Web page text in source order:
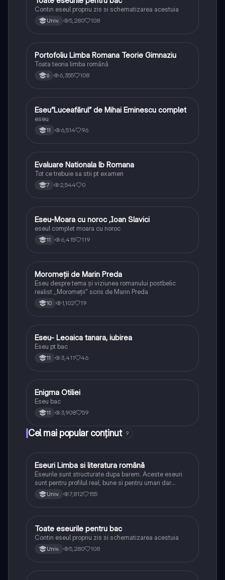
Contin eseul propriu zis si schematizarea acestuia
Univ. 5,280 108
Limba și literatura română
Portofoliu Limba Romana Teorie Gimnaziu
Toata teoria limba română
6 6,355 108
Limba și literatura română
Eseu”Luceafărul” de Mihai Eminescu complet
eseu
11 6,514 96
Limba și literatura română
Evaluare Nationala lb Romana
Tot ce trebuie sa stii pt examen
7 2,544 0
Limba și literatura română
Eseu-Moara cu noroc ,Ioan Slavici
eseul complet moara cu noroc
11 6,415 119
Limba și literatura română
Moromeții de Marin Preda
Eseu despre tema și viziunea romanului postbelic
realist ,,Moromeții" scris de Marin Preda
10 1,102 19
Limba și literatura română
Eseu- Leoaica tanara, iubirea
Eseu pt bac
11 3,411 46
Limba și literatura română
Enigma Otiliei
Eseu bac
11 3,908 59
Cel mai popular conținut 9
Limba și literatura română
Eseuri Limba si literatura română
Eseurile sunt structurate dupa barem. Aceste eseuri
sunt pentru profilul real, bune si pentru uman dar
lipsesc relatiile dintre personaje si caracrerizarile.
Univ. 7,812 155
Limba și literatura română
Toate eseurile pentru bac
Contin eseul propriu zis si schematizarea acestuia
Univ. 5,280 108